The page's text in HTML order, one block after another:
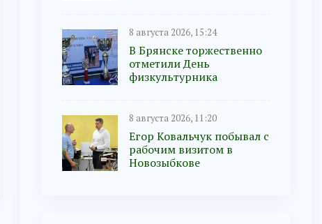
8 августа 2026, 15:24
В Брянске торжественно
отметили День
физкультурника
8 августа 2026, 11:20
Егор Ковальчук побывал с
рабочим визитом в
Новозыбкове